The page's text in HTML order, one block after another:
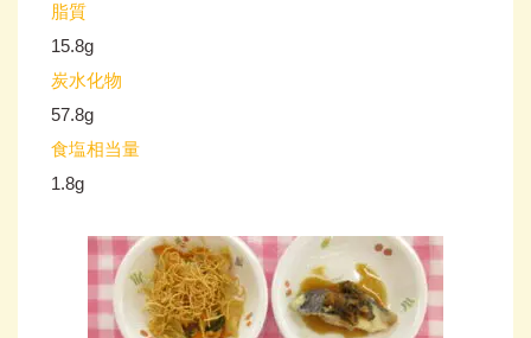
脂質
15.8g
炭水化物
57.8g
食塩相当量
1.8g